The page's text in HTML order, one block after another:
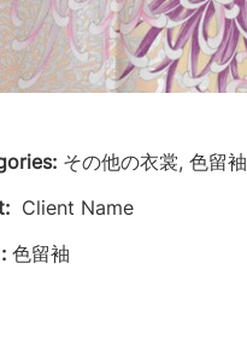
その他の衣裳, 色留袖
Client Name
色留袖